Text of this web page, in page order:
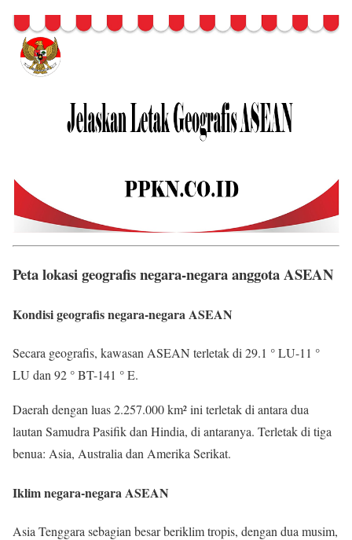
Peta lokasi geografis negara-negara anggota ASEAN
Kondisi geografis negara-negara ASEAN
Secara geografis, kawasan ASEAN terletak di 29.1 ° LU-11 °
LU dan 92 ° BT-141 ° E.
Daerah dengan luas 2.257.000 km² ini terletak di antara dua
lautan Samudra Pasifik dan Hindia, di antaranya. Terletak di tiga
benua: Asia, Australia dan Amerika Serikat.
Iklim negara-negara ASEAN
Asia Tenggara sebagian besar beriklim tropis, dengan dua musim,